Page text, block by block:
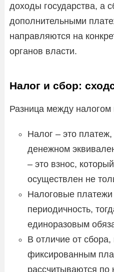
доходы государства, а
дополнительными
направляются на
органов власти.
Налог и сбор:
Разница между налогом
Налог – это
денежном
– это взнос,
осуществлен не
Налоговые
периодичность,
единоразовым
В отличие от
фиксированным
рассчитываются по